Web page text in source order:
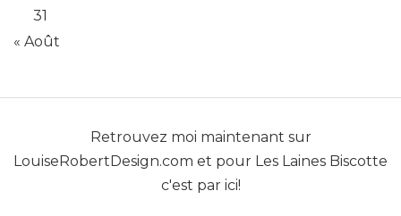
31
« Août
Retrouvez moi maintenant sur
LouiseRobertDesign.com et pour Les Laines Biscotte
c'est par ici!